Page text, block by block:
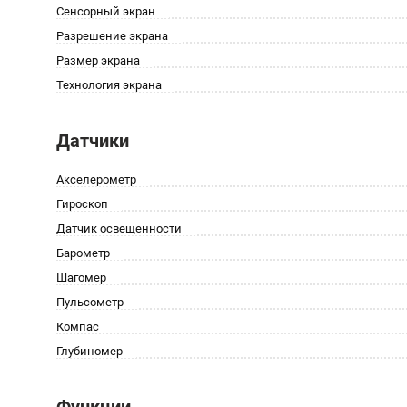
Сенсорный экран
Разрешение экрана
Размер экрана
Технология экрана
Датчики
Акселерометр
Гироскоп
Датчик освещенности
Барометр
Шагомер
Пульсометр
Компас
Глубиномер